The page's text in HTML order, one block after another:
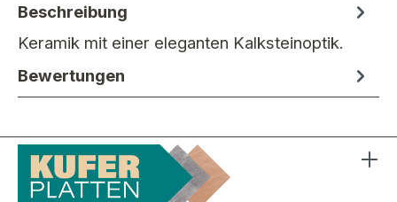
Beschreibung
Keramik mit einer eleganten Kalksteinoptik.
Bewertungen